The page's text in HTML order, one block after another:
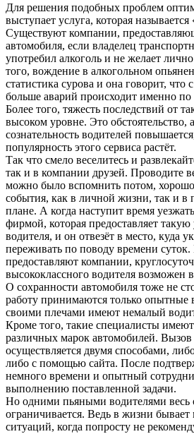
Для решения подобных проблем
выступает услуга, которая
Существуют компании,
автомобиля, если владелец
употребил алкоголь и не желает
того, вождение в алкогольном
статистика сурова и она говорит,
больше аварий происходит именно по
Более того, тяжесть последствий от
высоком уровне. Это обстоятельство,
сознательность водителей
популярность этого сервиса растёт.
Так что смело веселитесь и
так и в компании друзей. Проводите
можно было вспомнить потом, хорошо
события, как в личной жизни, так и в
плане. А когда наступит время
фирмой, которая предоставляет
водителя, и он отвезёт в место, куда
переживать по поводу времени
предоставляют компании,
высококлассного водителя возможен
О сохранности автомобиля тоже не
работу принимаются только опытные
своими плечами имеют немалый
Кроме того, такие специалисты
различных марок автомобилей. Вызов
осуществляется двумя способами,
либо с помощью сайта. После
немного времени и опытный
выполнению поставленной задачи.
Но одними пьяными водителями весь
ограничивается. Ведь в жизни
ситуаций, когда попросту не